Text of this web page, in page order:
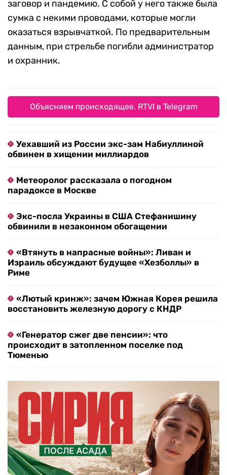
заговор и пандемию. С собой у него также была
сумка с некими проводами, которые могли
оказаться взрывчаткой. По предварительным
данным, при стрельбе погибли администратор
и охранник.
Объясняем происходящее. RTVI в Telegram
Уехавший из России экс-зам Набиуллиной
обвинен в хищении миллиардов
Метеоролог рассказала о погодном
парадоксе в Москве
Экс-посла Украины в США Стефанишину
обвинили в незаконном обогащении
«Втянуть в напрасные войны»: Ливан и
Израиль обсуждают будущее «Хезболлы» в
Риме
«Лютый кринж»: зачем Южная Корея решила
восстановить железную дорогу с КНДР
«Генератор сжег две пенсии»: что
происходит в затопленном поселке под
Тюменью